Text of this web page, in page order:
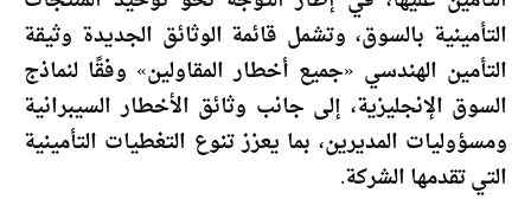
التأمينية بالسوق، وتشمل قائمة الوثائق الجديدة وثيقة
التأمين الهندسي «جميع أخطار المقاولين» وفقًا لنماذج
السوق الإنجليزية، إلى جانب وثائق الأخطار السيبرانية
ومسؤوليات المديرين، بما يعزز تنوع التغطيات التأمينية
التي تقدمها الشركة.